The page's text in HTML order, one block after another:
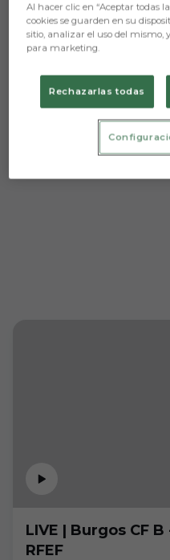
LIVE | Burgos CF B
RFEF
Al hacer clic en “Aceptar todas
cookies se guarden en su
sitio, analizar el uso del mismo,
para marketing.
Rechazarlas todas